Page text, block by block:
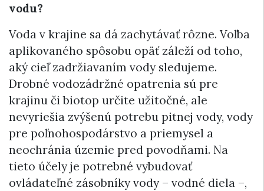
vodu?
Voda v krajine sa dá zachytávať rôzne. Voľba
aplikovaného spôsobu opäť záleží od toho,
aký cieľ zadržiavaním vody sledujeme.
Drobné vodozádržné opatrenia sú pre
krajinu či biotop určite užitočné, ale
nevyriešia zvýšenú potrebu pitnej vody, vody
pre poľnohospodárstvo a priemysel a
neochránia územie pred povodňami. Na
tieto účely je potrebné vybudovať
ovládateľné zásobníky vody – vodné diela –,